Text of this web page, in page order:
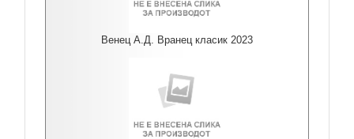
Венец А.Д. Вранец класик 2023